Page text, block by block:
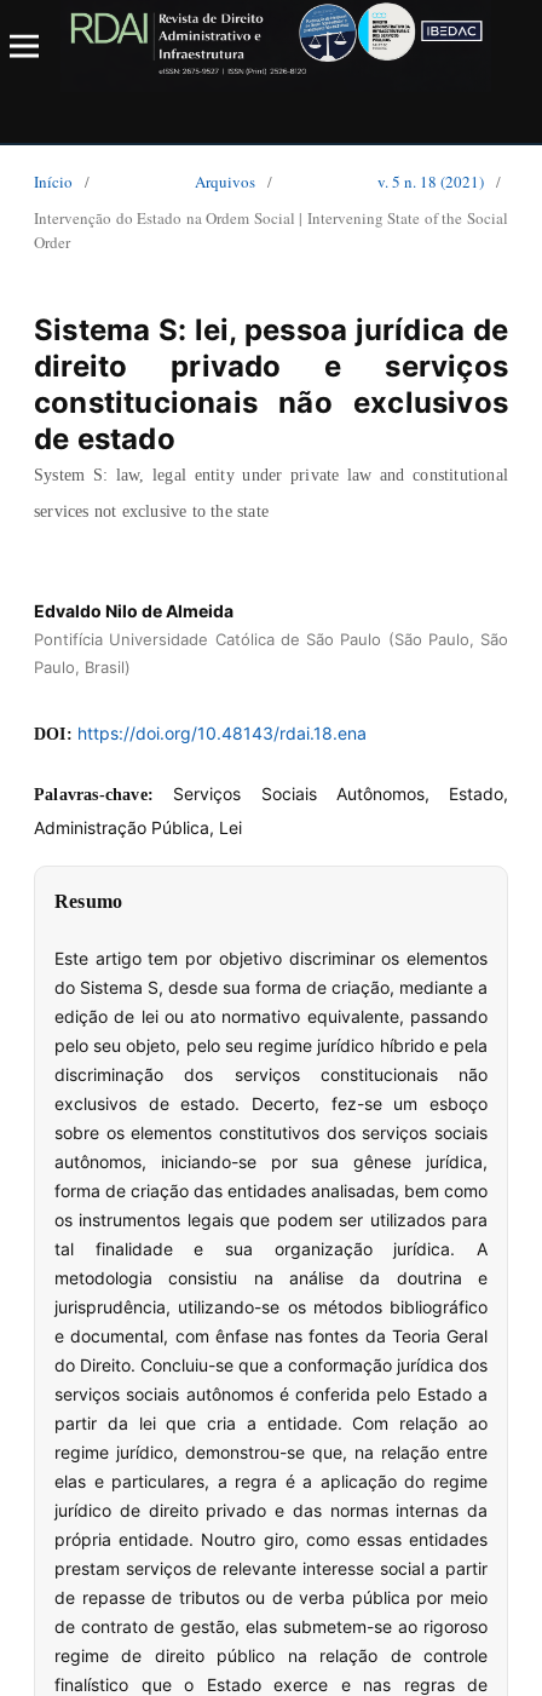
Início / Arquivos / v. 5 n. 18 (2021) /
Intervenção do Estado na Ordem Social | Intervening State of the Social
Order
Sistema S: lei, pessoa jurídica de
direito privado e serviços
constitucionais não exclusivos
de estado
System S: law, legal entity under private law and constitutional
services not exclusive to the state
Edvaldo Nilo de Almeida
Pontifícia Universidade Católica de São Paulo (São Paulo, São
Paulo, Brasil)
DOI: https://doi.org/10.48143/rdai.18.ena
Palavras-chave: Serviços Sociais Autônomos, Estado,
Administração Pública, Lei
Resumo
Este artigo tem por objetivo discriminar os elementos
do Sistema S, desde sua forma de criação, mediante a
edição de lei ou ato normativo equivalente, passando
pelo seu objeto, pelo seu regime jurídico híbrido e pela
discriminação dos serviços constitucionais não
exclusivos de estado. Decerto, fez-se um esboço
sobre os elementos constitutivos dos serviços sociais
autônomos, iniciando-se por sua gênese jurídica,
forma de criação das entidades analisadas, bem como
os instrumentos legais que podem ser utilizados para
tal finalidade e sua organização jurídica. A
metodologia consistiu na análise da doutrina e
jurisprudência, utilizando-se os métodos bibliográfico
e documental, com ênfase nas fontes da Teoria Geral
do Direito. Concluiu-se que a conformação jurídica dos
serviços sociais autônomos é conferida pelo Estado a
partir da lei que cria a entidade. Com relação ao
regime jurídico, demonstrou-se que, na relação entre
elas e particulares, a regra é a aplicação do regime
jurídico de direito privado e das normas internas da
própria entidade. Noutro giro, como essas entidades
prestam serviços de relevante interesse social a partir
de repasse de tributos ou de verba pública por meio
de contrato de gestão, elas submetem-se ao rigoroso
regime de direito público na relação de controle
finalístico que o Estado exerce e nas regras de